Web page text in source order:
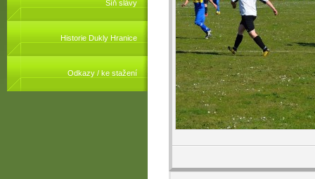
Síň slávy
Historie Dukly Hranice
Odkazy / ke stažení